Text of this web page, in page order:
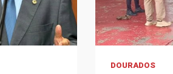
DOURADOS